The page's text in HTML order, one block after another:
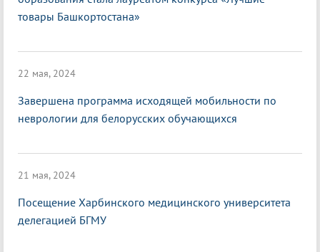
товары Башкортостана»
22 мая, 2024
Завершена программа исходящей мобильности по
неврологии для белорусских обучающихся
21 мая, 2024
Посещение Харбинского медицинского университета
делегацией БГМУ